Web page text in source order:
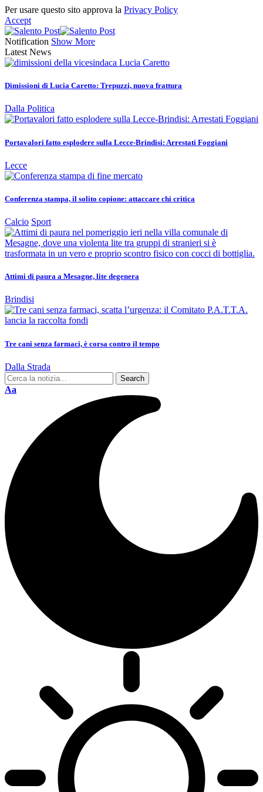
Per usare questo sito approva la Privacy Policy
Accept
Notification Show More
Latest News
Dimissioni di Lucia Caretto: Trepuzzi, nuova frattura
Dalla Politica
Portavalori fatto esplodere sulla Lecce-Brindisi: Arrestati Foggiani
Lecce
Conferenza stampa, il solito copione: attaccare chi critica
Calcio Sport
Attimi di paura a Mesagne, lite degenera
Brindisi
Tre cani senza farmaci, è corsa contro il tempo
Dalla Strada
Aa